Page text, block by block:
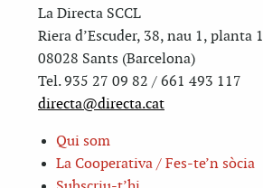
La Directa SCCL
Riera d’Escuder, 38, nau 1, planta 1
08028 Sants (Barcelona)
Tel. 935 27 09 82 / 661 493 117
directa@directa.cat
Qui som
La Cooperativa / Fes-te’n sòcia